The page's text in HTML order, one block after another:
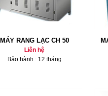
MÁY RANG LẠC CH 50
Liên hệ
Bảo hành : 12 tháng